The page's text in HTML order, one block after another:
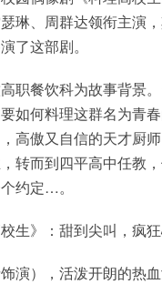
琳、周群达领衔主演
了这部剧。
职餐饮科为故事背景
如何料理这群名为青
，高傲又自信的天才厨
转而到四平高中任教
约定…。
演），活泼开朗的热